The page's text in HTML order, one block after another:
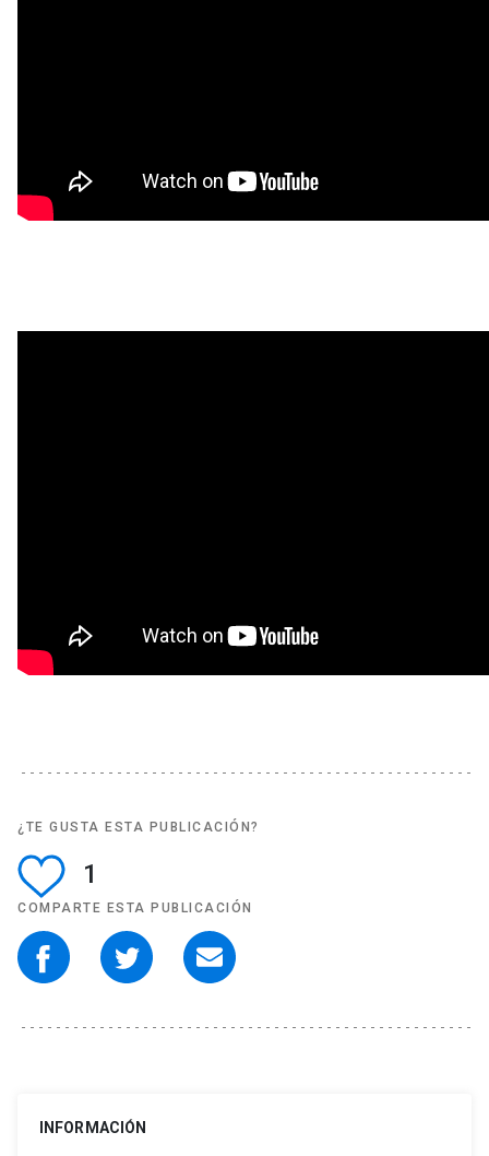
¿TE GUSTA ESTA PUBLICACIÓN?
1
COMPARTE ESTA PUBLICACIÓN
INFORMACIÓN